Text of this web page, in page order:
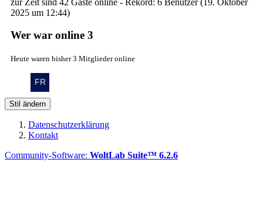
2025 um 12:44)
Wer war online 3
Heute waren bisher 3 Mitglieder online
Stil ändern
Datenschutzerklärung
Kontakt
Community-Software: WoltLab Suite™ 6.2.6